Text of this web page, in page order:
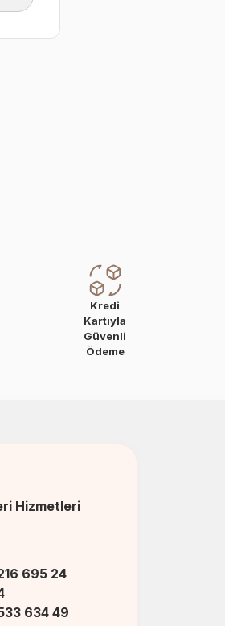
Kredi
Kartıyla
Güvenli
Ödeme
Hizmetleri
695 24
634 49